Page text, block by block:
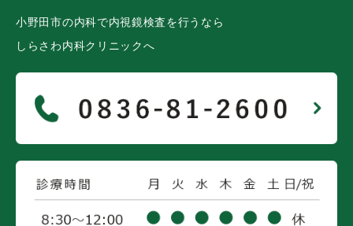
小野田市の内科で内視鏡検査を行うなら
しらさわ内科クリニックへ